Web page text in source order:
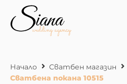
Начало
Сватбен магазин
Сватбена покана 10515